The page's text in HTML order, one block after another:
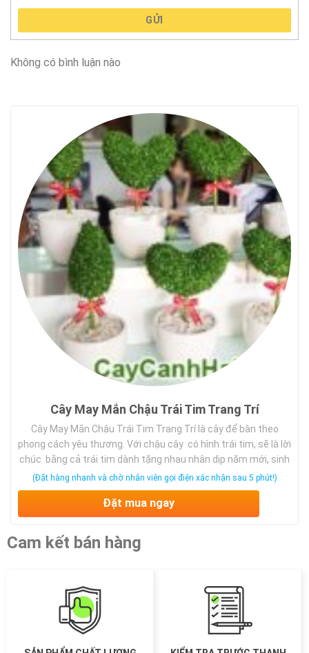
GỬI
Không có bình luận nào
Cây May Mắn Chậu Trái Tim Trang Trí
Cây May Mắn Chậu Trái Tim Trang Trí là cây để bàn theo
phong cách yêu thương. Với chậu cây có hình trái tim, sẽ là lời
chúc bằng cả trái tim dành tặng nhau nhân dịp năm mới, sinh
nhật…Cây gọn, nhẹ, dễ dàng vận chuyển và là cây nội thất
đẹp.
(Đặt hàng nhanh và chờ nhân viên gọi điện xác nhận sau 5 phút!)
Đặt mua ngay
Cam kết bán hàng